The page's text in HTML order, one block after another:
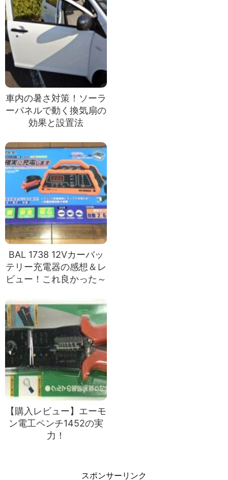
車内の暑さ対策！ソーラ
ーパネルで動く換気扇の
効果と設置法
BAL 1738 12Vカーバッ
テリー充電器の感想＆レ
ビュー！これ良かった～
【購入レビュー】エーモ
ン電工ペンチ1452の実
力！
スポンサーリンク